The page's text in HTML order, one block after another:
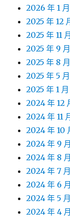
2026 年 1 月
2025 年 12
2025 年 11 月
2025 年 9 月
2025 年 8 月
2025 年 5 月
2025 年 1 月
2024 年 12
2024 年 11
2024 年 10
2024 年 9 月
2024 年 8 月
2024 年 7 月
2024 年 6 月
2024 年 5 月
2024 年 4 月